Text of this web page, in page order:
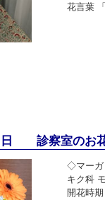
花言葉
日 診察室のお
◇マー
キク科
開花時